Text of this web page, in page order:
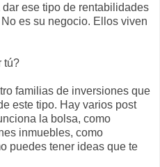
ese tipo de rentabilidades
es su negocio. Ellos viven
tú?
familias de inversiones que
este tipo. Hay varios post
la bolsa, como
inmuebles, como
puedes tener ideas que te